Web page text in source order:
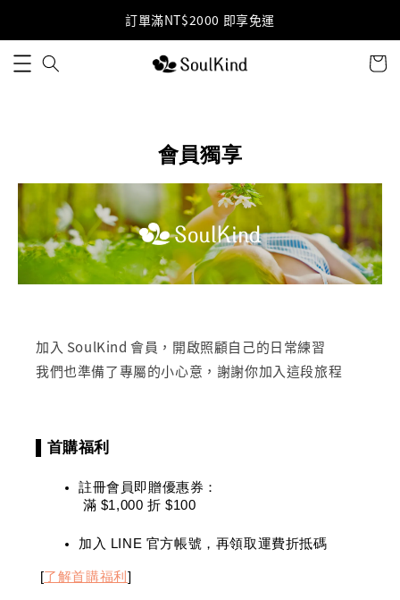
訂單滿NT$2000 即享免運
會員獨享
加入 SoulKind 會員，開啟照顧自己的日常練習
我們也準備了專屬的小心意，謝謝你加入這段旅程
▌首購福利
註冊會員即贈優惠券：
滿 $1,000 折 $100
加入 LINE 官方帳號，再領取運費折抵碼
[了解首購福利 ]